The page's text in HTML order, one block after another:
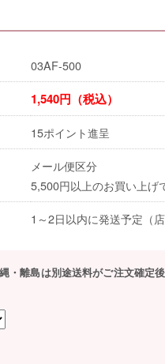
03AF-500
1,540円（税込）
15ポイント進呈
メール便区分
5,500円以上のお買い上げ
1～2日以内に発送予定（
・離島は別途送料がご注文確定